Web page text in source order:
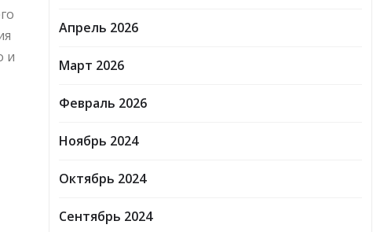
и
Апрель 2026
Март 2026
Февраль 2026
Ноябрь 2024
Октябрь 2024
Сентябрь 2024